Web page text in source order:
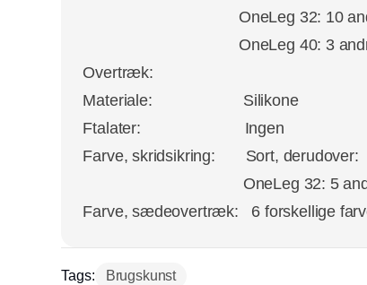
OneLeg 32: 10 andre
OneLeg 40: 3 andre
Overtræk:
Materiale: Silikone
Ftalater: Ingen
Farve, skridsikring: Sort, derudover:
OneLeg 32: 5 andre
Farve, sædeovertræk: 6 forskellige
Tags: Brugskunst